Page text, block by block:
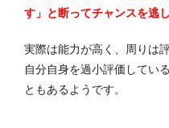
す」と断ってチャンスを逃
実際は能力が高く、周りは
自分自身を過小評価してい
ともあるようです。